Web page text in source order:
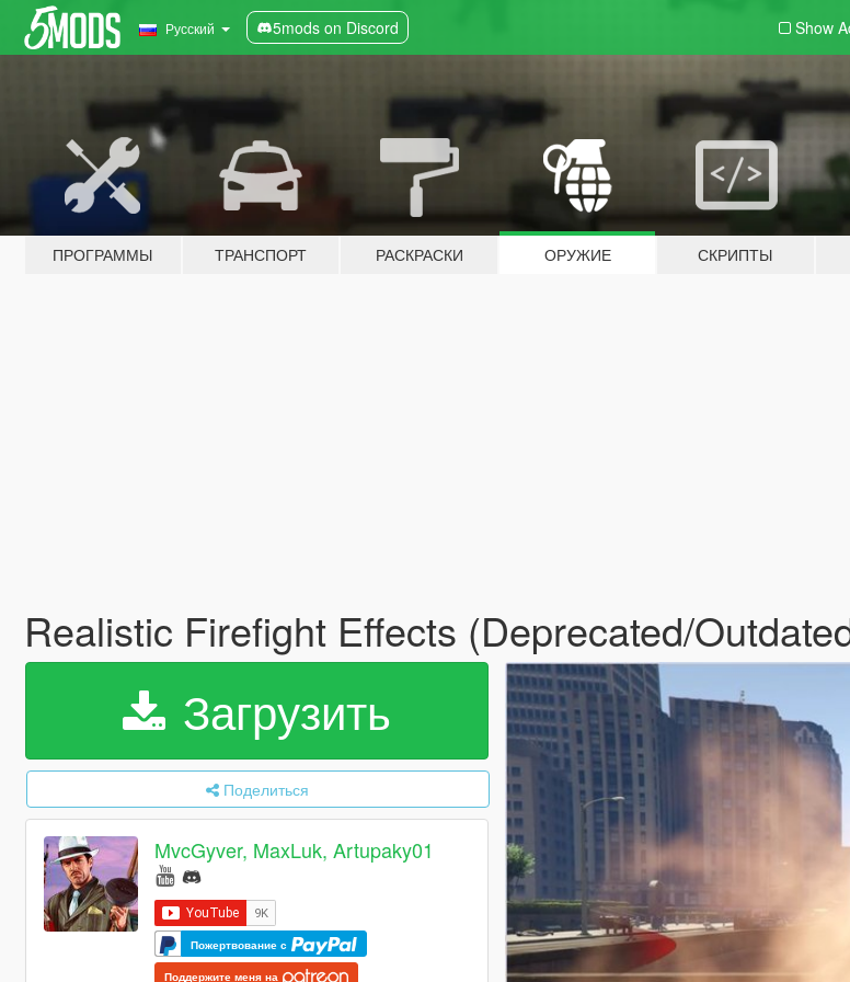
Русский 5mods on Discord Show
ПРОГРАММЫ ТРАНСПОРТ РАСКРАСКИ ОРУЖИЕ СКРИПТЫ
Realistic Firefight Effects (Deprecated/
Загрузить
Поделиться
MvcGyver, MaxLuk, Artupaky01
Пожертвование с
Поддержите меня на